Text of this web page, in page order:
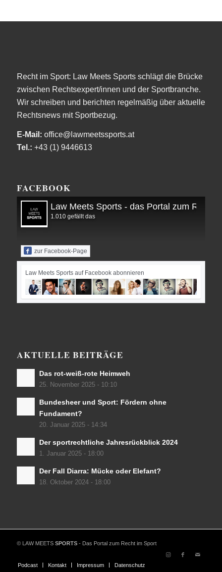
Recht im Sport: Law Meets Sports schlägt die Brücke
zwischen Rechtsexpert/innen und der Sportbranche.
Wir schreiben und berichten regelmäßig über aktuelle
Rechtsnews mit Sportbezug.
E-Mail: office@lawmeetssports.at
Tel.: +43 (1) 9446613
FACEBOOK
Law Meets Sports - das Portal zum Recht
1.010 gefällt das
zur Facebook-Page
Law Meets Sports auf Facebook abonnieren
AKTUELLE BEITRÄGE
Das rot-weiß-rote Heimweh
25. November 2025 - 10:10
Bundesheer und Sport: Fördern ohne
Fundament?
20. Januar 2025 - 14:34
Der sportrechtliche Jahresrückblick 2024
1. Januar 2025 - 18:00
Der Fall Diarra: Mücke oder Elefant?
18. Oktober 2024 - 18:00
© LAW MEETS SPORTS- Das Portal zum Recht im Sport
Podcast Kontakt Impressum Datenschutz